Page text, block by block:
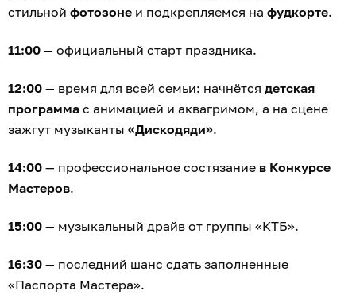
стильной фотозоне и подкрепляемся на фудкорте.
11:00 — официальный старт праздника.
12:00 — время для всей семьи: начнётся детская
программа с анимацией и аквагримом, а на сцене
зажгут музыканты «Дискодяди».
14:00 — профессиональное состязание в Конкурсе
Мастеров.
15:00 — музыкальный драйв от группы «КТБ».
16:30 — последний шанс сдать заполненные
«Паспорта Мастера».